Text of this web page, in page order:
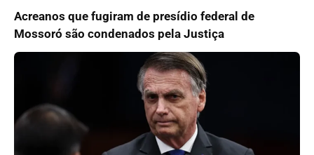
Acreanos que fugiram de presídio federal de
Mossoró são condenados pela Justiça